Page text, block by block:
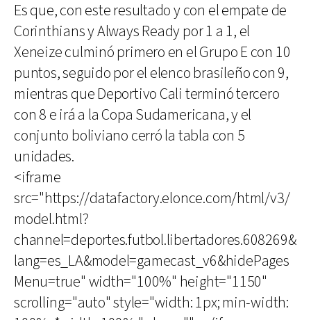
Es que, con este resultado y con el empate de
Corinthians y Always Ready por 1 a 1, el
Xeneize culminó primero en el Grupo E con 10
puntos, seguido por el elenco brasileño con 9,
mientras que Deportivo Cali terminó tercero
con 8 e irá a la Copa Sudamericana, y el
conjunto boliviano cerró la tabla con 5
unidades.
<iframe
src="https://datafactory.elonce.com/html/v3/
model.html?
channel=deportes.futbol.libertadores.608269&
lang=es_LA&model=gamecast_v6&hidePages
Menu=true" width="100%" height="1150"
scrolling="auto" style="width: 1px; min-width: